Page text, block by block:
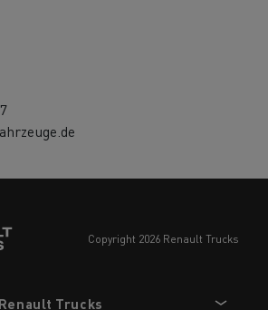
copyright 2026 Renault Trucks
Trucks